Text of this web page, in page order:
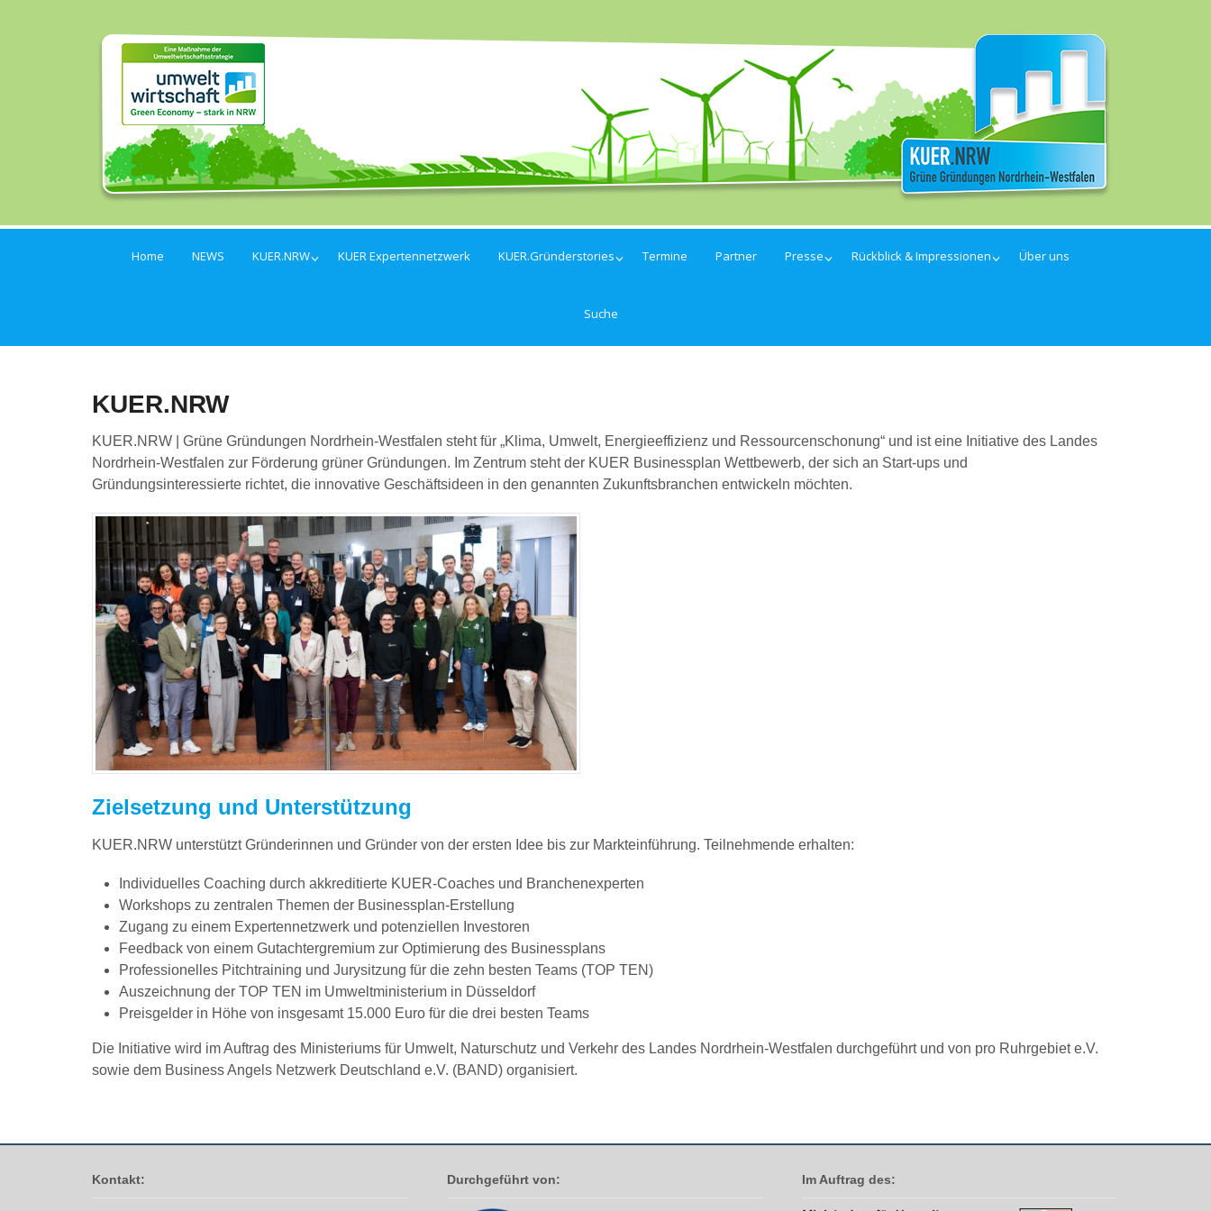
Home NEWS KUER.NRW KUER Expertennetzwerk KUER.Gründerstories Termine Partner Presse Rückblick & Impressionen Über uns
Suche
KUER.NRW
KUER.NRW | Grüne Gründungen Nordrhein-Westfalen steht für „Klima, Umwelt, Energieeffizienz und Ressourcenschonung“ und ist eine Initiative des Landes
Nordrhein-Westfalen zur Förderung grüner Gründungen. Im Zentrum steht der KUER Businessplan Wettbewerb, der sich an Start-ups und
Gründungsinteressierte richtet, die innovative Geschäftsideen in den genannten Zukunftsbranchen entwickeln möchten.​
Zielsetzung und Unterstützung
KUER.NRW unterstützt Gründerinnen und Gründer von der ersten Idee bis zur Markteinführung. Teilnehmende erhalten:​
Individuelles Coaching durch akkreditierte KUER-Coaches und Branchenexperten
Workshops zu zentralen Themen der Businessplan-Erstellung
Zugang zu einem Expertennetzwerk und potenziellen Investoren
Feedback von einem Gutachtergremium zur Optimierung des Businessplans
Professionelles Pitchtraining und Jurysitzung für die zehn besten Teams (TOP TEN)
Auszeichnung der TOP TEN im Umweltministerium in Düsseldorf
Preisgelder in Höhe von insgesamt 15.000 Euro für die drei besten Teams
Die Initiative wird im Auftrag des Ministeriums für Umwelt, Naturschutz und Verkehr des Landes Nordrhein-Westfalen durchgeführt und von pro Ruhrgebiet e.V.
sowie dem Business Angels Netzwerk Deutschland e.V. (BAND) organisiert. ​
Kontakt: Durchgeführt von: Im Auftrag des: